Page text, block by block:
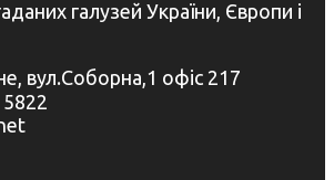
галузей України, Європи і
вул.Соборна,1 офіс 217